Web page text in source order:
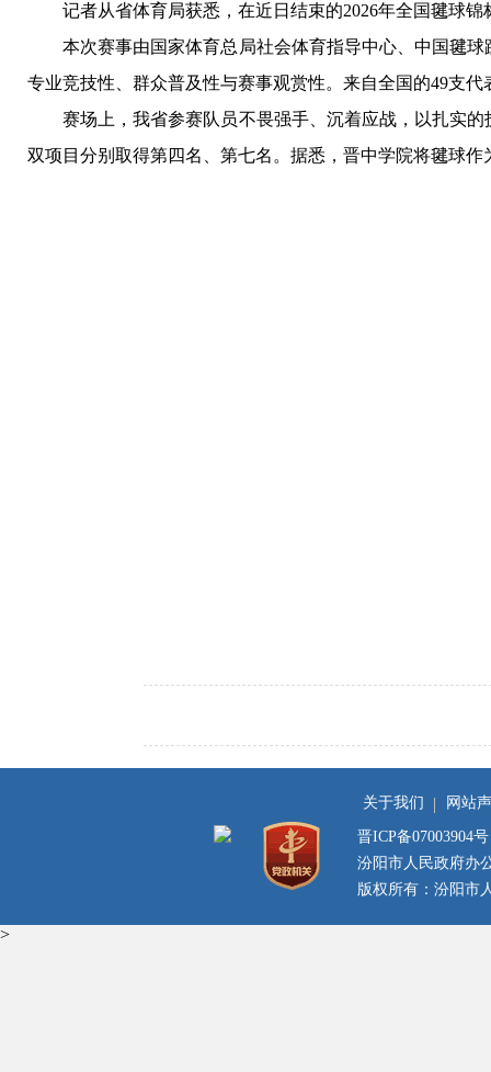
记者从省体育局获悉，在近日结束的2026年全国毽球
本次赛事由国家体育总局社会体育指导中心、中国毽
专业竞技性、群众普及性与赛事观赏性。来自全国的49支
赛场上，我省参赛队员不畏强手、沉着应战，以扎实
双项目分别取得第四名、第七名。据悉，晋中学院将毽球
关于我们 网站
晋ICP备07003904号
汾阳市人民政府办
版权所有：汾阳市
>